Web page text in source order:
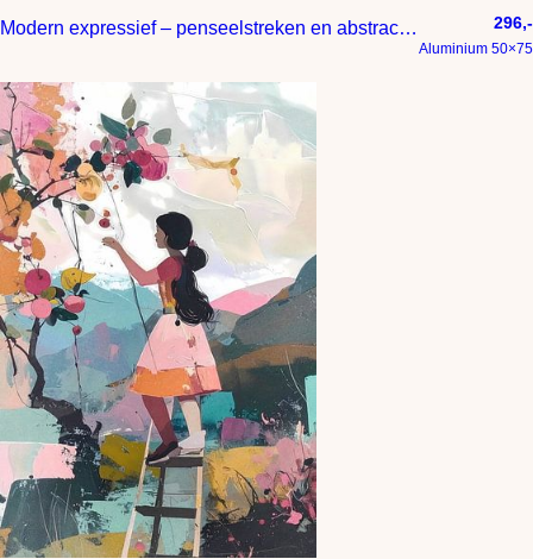
Modern expressief – penseelstreken en abstracte kleurige vlakken 296,-
Aluminium 50×75